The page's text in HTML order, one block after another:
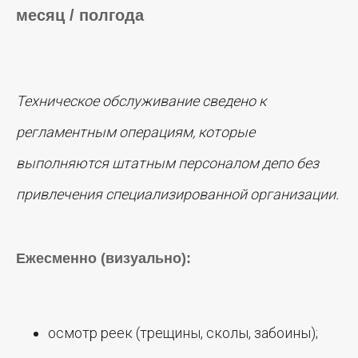
месяц / полгода
Техническое обслуживание сведено к
регламентным операциям, которые
выполняются штатным персоналом депо без
привлечения специализированной организации.
Ежесменно (визуально):
осмотр реек (трещины, сколы, забоины);